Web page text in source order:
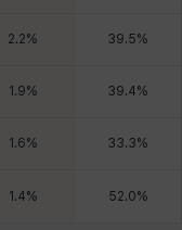
2.2% 39.5%
1.9% 39.4%
1.6% 33.3%
1.4% 52.0%